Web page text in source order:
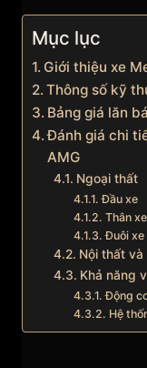
Mục lục
Giới thiệu xe
Thông số kỹ
Bảng giá lăn
Đánh giá chi
AMG
Ngoại thất
Đầu xe
Thân xe
Đuôi xe
Nội thất
Khả năng
Động
Hệ